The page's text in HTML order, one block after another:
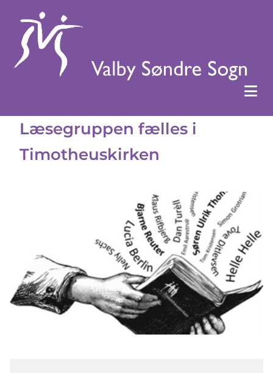
Læsegruppen fælles i
Timotheuskirken